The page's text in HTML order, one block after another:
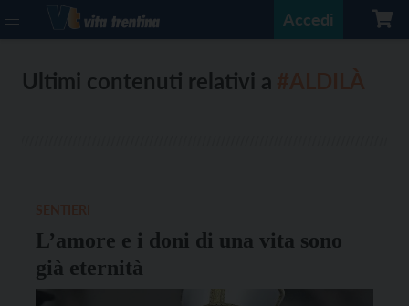
Accedi
Ultimi contenuti relativi a
L’amore e i doni di una vita sono
già eternità